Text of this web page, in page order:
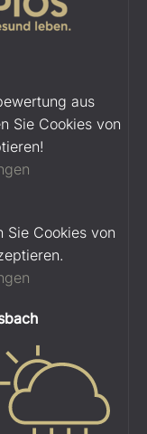
aus
Sie Cookies von
Sie Cookies von